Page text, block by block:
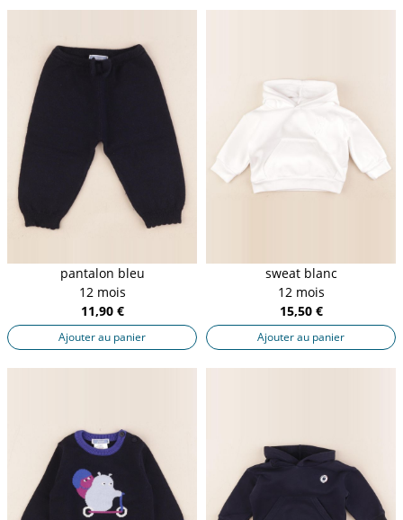
pantalon bleu
12 mois
11,90 €
Ajouter au panier
sweat blanc
12 mois
15,50 €
Ajouter au panier